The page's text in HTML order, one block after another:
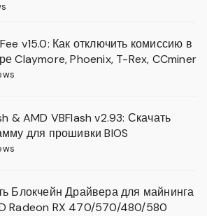
v15.0: Как отключить комиссию в
Claymore, Phoenix, T-Rex, CCminer
& AMD VBFlash v2.93: Скачать
для прошивки BIOS
Блокчейн Драйвера для майнинга
Radeon RX 470/570/480/580